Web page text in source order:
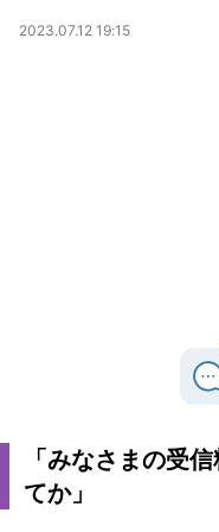
2023.07.12 19:15
「みなさまの受
てか」